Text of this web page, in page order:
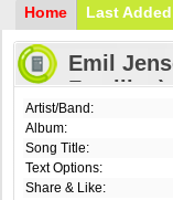
Home Last Added
Emil
Familjen)
Artist/Band:
Album:
Song Title:
Text Options:
Share & Like: